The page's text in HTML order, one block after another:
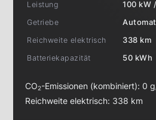
Leistung
100 kW
Getriebe
Reichweite elektrisch
338 km
Batteriekapazität
50 kWh
CO2-Emissionen (kombiniert):0
Reichweite elektrisch: 338 km